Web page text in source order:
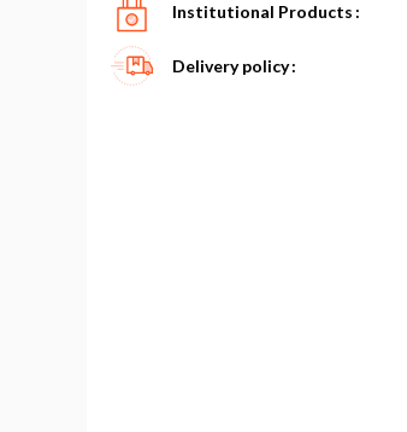
Institutional Products
Delivery policy